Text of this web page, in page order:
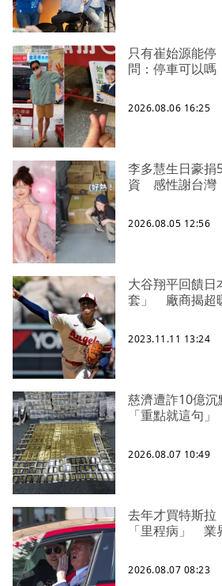
只有崔始源能停
問：停車可以
2026.08.06 16:25
李多慧生日豪捐
資 感性謝台灣
2026.08.05 12:56
大谷翔平回饋日
套」 廠商揭超
2023.11.11 13:24
慈濟遭詐10億
「重點就這句
2026.08.07 10:49
去年才買特斯拉
「里程病」 業
2026.08.07 08:23